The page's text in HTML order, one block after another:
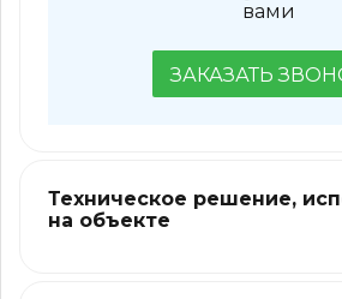
вами
ЗАКАЗАТЬ
Техническое решение,
на объекте